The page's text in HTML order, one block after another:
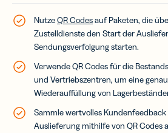
NutzeQR Codesauf Paketen, die
Zustelldienste den Start der
Sendungsverfolgung starten.
Verwende QR Codes für die
und Vertriebszentren, um eine
Wiederauffüllung von
Sammle wertvolles
Auslieferung mithilfe von QR Codes